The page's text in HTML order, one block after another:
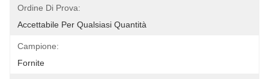
Ordine Di Prova:
Accettabile Per Qualsiasi Quantità
Campione:
Fornite